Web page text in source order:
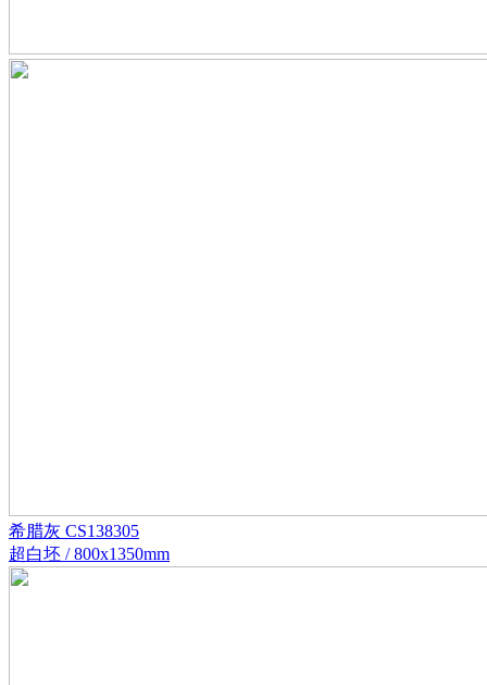
希腊灰 CS138305
超白坯 / 800x1350mm